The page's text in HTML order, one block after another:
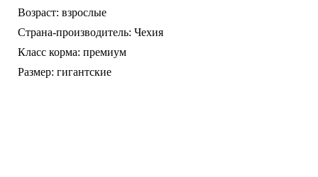
Возраст: взрослые
Страна-производитель: Чехия
Класс корма: премиум
Размер: гигантские